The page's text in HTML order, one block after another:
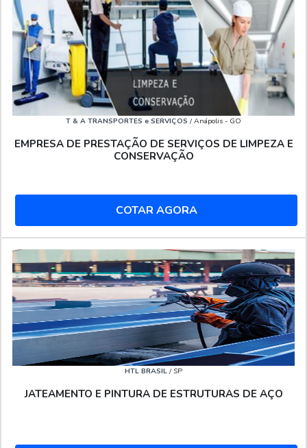
D'água|Hidrojateamento|Hidrojateamento de Alta
Pressão
Serviço de Limpeza Terceirizado
T & A TRANSPORTES e SERVIÇOS / Anápolis - GO
EMPRESA DE PRESTAÇÃO DE SERVIÇOS DE LIMPEZA E
CONSERVAÇÃO
COTAR AGORA
HTL BRASIL / SP
JATEAMENTO E PINTURA DE ESTRUTURAS DE AÇO